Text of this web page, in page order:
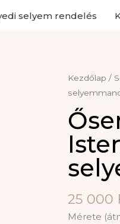
selyem rendelés
Kezdőlap /
25 000
Mérete